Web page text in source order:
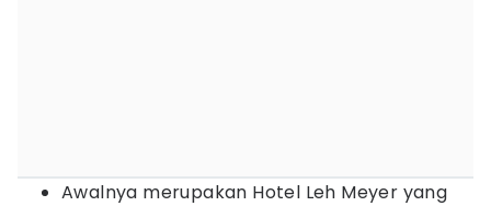
Awalnya merupakan Hotel Leh Meyer yang